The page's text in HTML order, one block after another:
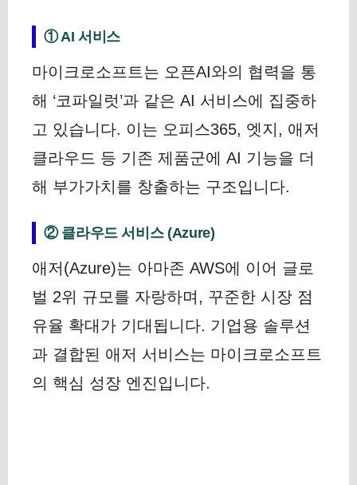
① AI 서비스
마이크로소프트는 오픈AI와의 협력을 통
해 ‘코파일럿’과 같은 AI 서비스에 집중하
고 있습니다. 이는 오피스365, 엣지, 애저
클라우드 등 기존 제품군에 AI 기능을 더
해 부가가치를 창출하는 구조입니다.
② 클라우드 서비스 (Azure)
애저(Azure)는 아마존 AWS에 이어 글로
벌 2위 규모를 자랑하며, 꾸준한 시장 점
유율 확대가 기대됩니다. 기업용 솔루션
과 결합된 애저 서비스는 마이크로소프트
의 핵심 성장 엔진입니다.